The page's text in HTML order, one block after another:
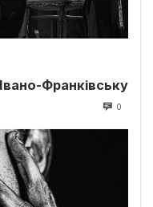
Франківську
0